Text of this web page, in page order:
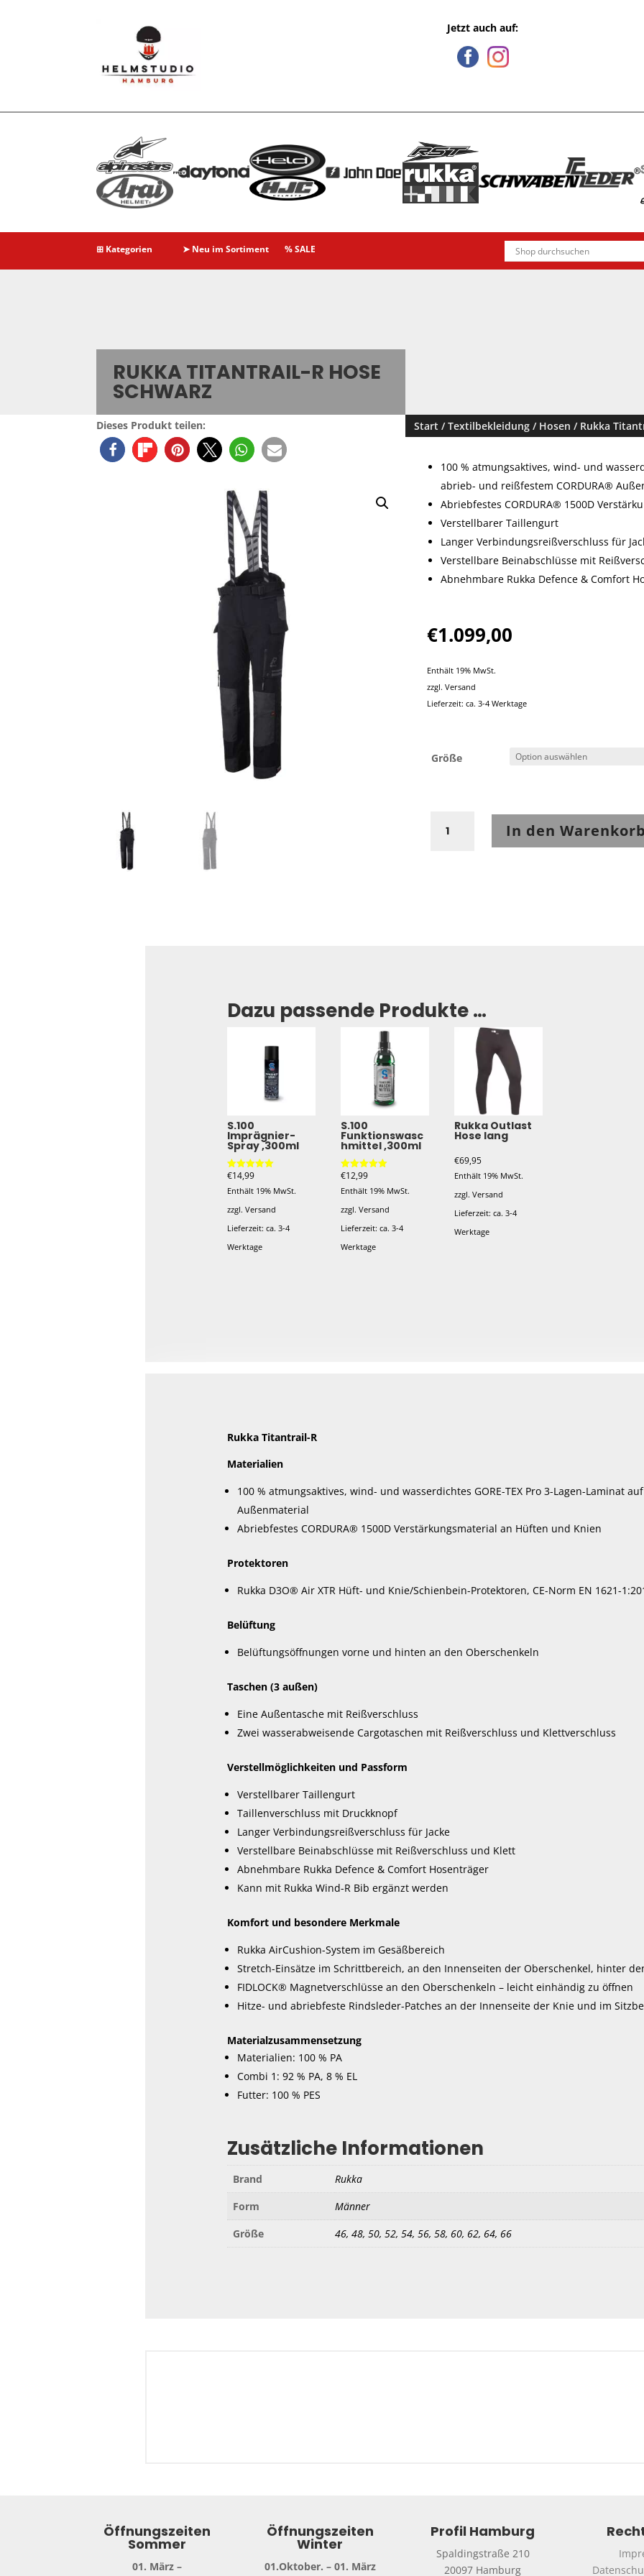
Jetzt auch auf:
⊞ Kategorien ➤ Neu im Sortiment % SALE
RUKKA TITANTRAIL-R HOSE
SCHWARZ
Dieses Produkt teilen: Start /Textilbekleidung / Hosen / Rukka
100 % atmungsaktives, wind- und
abrieb- und reißfestem CORDURA®
Abriebfestes CORDURA® 1500D
Verstellbarer Taillengurt
Langer Verbindungsreißverschluss für
Verstellbare Beinabschlüsse mit
Abnehmbare Rukka Defence & Comfort
€1.099,00
Enthält 19% MwSt.
zzgl.Versand
Lieferzeit: ca. 3-4 Werktage
Größe
Titantrail-
In den
Dazu passende Produkte …
S.100
Imprägnier-
Spray ,300ml
Bewertet mit
von 5
€14,99
Enthält 19% MwSt.
zzgl. Versand
Lieferzeit: ca. 3-4
Werktage
S.100
Funktionswasc
hmittel ,300ml
Bewertet mit
von 5
€12,99
Enthält 19% MwSt.
zzgl. Versand
Lieferzeit: ca. 3-4
Werktage
Rukka Outlast
Hose lang
€69,95
Enthält 19% MwSt.
zzgl.Versand
Lieferzeit: ca. 3-4
Werktage
gewählt
Rukka Titantrail-R
Materialien
100 % atmungsaktives, wind- und wasserdichtes GORE-TEX Pro 3-Lagen-Laminat
Außenmaterial
Abriebfestes CORDURA® 1500D Verstärkungsmaterial an Hüften und Knien
Protektoren
Rukka D3O® Air XTR Hüft- und Knie/Schienbein-Protektoren, CE-Norm EN 1621-
Belüftung
Belüftungsöffnungen vorne und hinten an den Oberschenkeln
Taschen (3 außen)
Eine Außentasche mit Reißverschluss
Zwei wasserabweisende Cargotaschen mit Reißverschluss und Klettverschluss
Verstellmöglichkeiten und Passform
Verstellbarer Taillengurt
Taillenverschluss mit Druckknopf
Langer Verbindungsreißverschluss für Jacke
Verstellbare Beinabschlüsse mit Reißverschluss und Klett
Abnehmbare Rukka Defence & Comfort Hosenträger
Kann mit Rukka Wind-R Bib ergänzt werden
Komfort und besondere Merkmale
Rukka AirCushion-System im Gesäßbereich
Stretch-Einsätze im Schrittbereich, an den Innenseiten der Oberschenkel, hinter
FIDLOCK® Magnetverschlüsse an den Oberschenkeln – leicht einhändig zu öffnen
Hitze- und abriebfeste Rindsleder-Patches an der Innenseite der Knie und im
Materialzusammensetzung
Materialien: 100 % PA
Combi 1: 92 % PA, 8 % EL
Futter: 100 % PES
Zusätzliche Informationen
Brand
Rukka
Form
Männer
Größe
46, 48, 50, 52, 54, 56, 58, 60, 62, 64, 66
Öffnungszeiten
Sommer
01. März –
Öffnungszeiten
Winter
01.Oktober. – 01. März
Profil Hamburg
Spaldingstraße 210
20097 Hamburg